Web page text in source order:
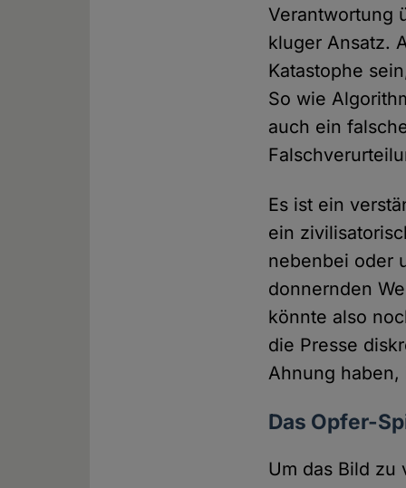
Verantwortung
kluger Ansatz.
Katastophe
So wie
auch ein
Es ist ein
ein
nebenbei oder
donnernden
könnte also
die Presse
Ahnung haben,
Das Opfer-
Um das Bild zu